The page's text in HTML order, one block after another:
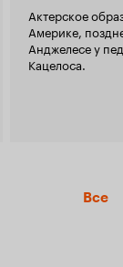
Актерское
Америке,
Анджелесе у
Кацелоса.
Все